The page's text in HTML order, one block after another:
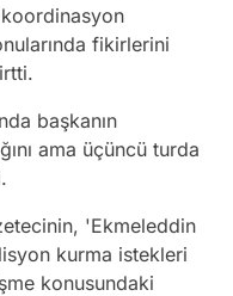
koordinasyon
fikirlerini
başkanın
ama üçüncü turda
'Ekmeleddin
kurma istekleri
konusundaki